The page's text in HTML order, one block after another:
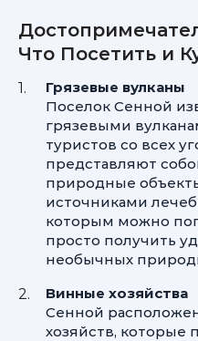
Что Посетить и
Грязевые вулканы
Поселок Сенной
грязевыми
туристов со всех
представляют
природные
источниками
которым можно
просто получить
необычных
Винные хозяйства
Сенной
хозяйств, которые